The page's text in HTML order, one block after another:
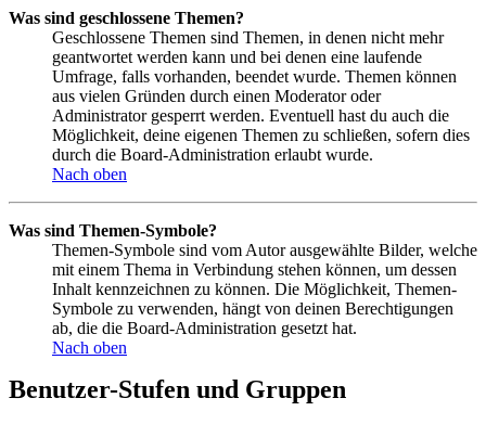
Was sind geschlossene Themen?
Geschlossene Themen sind Themen, in denen nicht mehr
geantwortet werden kann und bei denen eine laufende
Umfrage, falls vorhanden, beendet wurde. Themen können
aus vielen Gründen durch einen Moderator oder
Administrator gesperrt werden. Eventuell hast du auch die
Möglichkeit, deine eigenen Themen zu schließen, sofern dies
durch die Board-Administration erlaubt wurde.
Nach oben
Was sind Themen-Symbole?
Themen-Symbole sind vom Autor ausgewählte Bilder, welche
mit einem Thema in Verbindung stehen können, um dessen
Inhalt kennzeichnen zu können. Die Möglichkeit, Themen-
Symbole zu verwenden, hängt von deinen Berechtigungen
ab, die die Board-Administration gesetzt hat.
Nach oben
Benutzer-Stufen und Gruppen